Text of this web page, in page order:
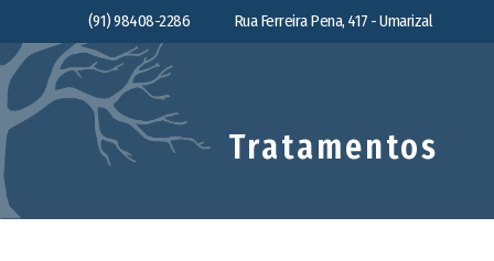
(91) 98408-2286 Rua Ferreira Pena, 417 - Umarizal
Tratamentos